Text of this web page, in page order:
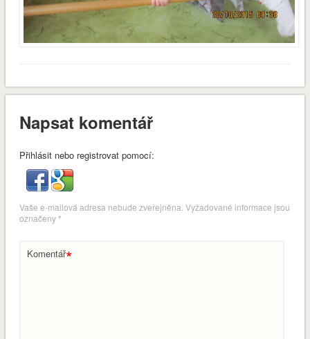
envvyuctovani_osvedceni-1-1 Stáhnout
Napsat komentář
Přihlásit nebo registrovat pomocí:
Vaše e-mailová adresa nebude zveřejněna. Vyžadované informace jsou
označeny*
Komentář*